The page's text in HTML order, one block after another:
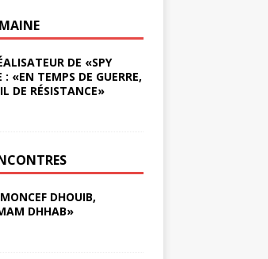
DE «SPY
«EN TEMPS DE GUERRE,
DE RÉSISTANCE»
DHOUIB,
DHHAB»